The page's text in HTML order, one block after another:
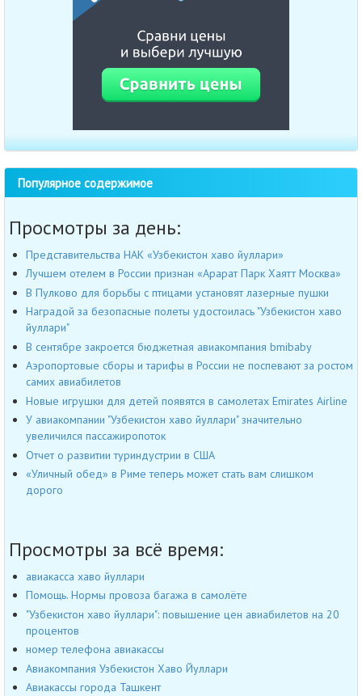
Популярное содержимое
Просмотры за день:
Представительства НАК «Узбекистон хаво йуллари»
Лучшем отелем в России признан «Арарат Парк Хаятт Москва»
В Пулково для борьбы с птицами установят лазерные пушки
Наградой за безопасные полеты удостоилась "Узбекистон хаво
йуллари"
В сентябре закроется бюджетная авиакомпания bmibaby
Аэропортовые сборы и тарифы в России не поспевают за ростом
самих авиабилетов
Новые игрушки для детей появятся в самолетах Emirates Airline
У авиакомпании "Узбекистон хаво йуллари" значительно
увеличился пассажиропоток
Отчет о развитии туриндустрии в США
«Уличный обед» в Риме теперь может стать вам слишком
дорого
Просмотры за всё время:
авиакасса хаво йуллари
Помощь. Нормы провоза багажа в самолёте
"Узбекистон хаво йуллари": повышение цен авиабилетов на 20
процентов
номер телефона авиакассы
Авиакомпания Узбекистон Хаво Йуллари
Авиакассы города Ташкент